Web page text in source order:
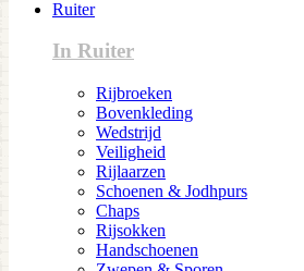
Ruiter
In Ruiter
Rijbroeken
Bovenkleding
Wedstrijd
Veiligheid
Rijlaarzen
Schoenen & Jodhpurs
Chaps
Rijsokken
Handschoenen